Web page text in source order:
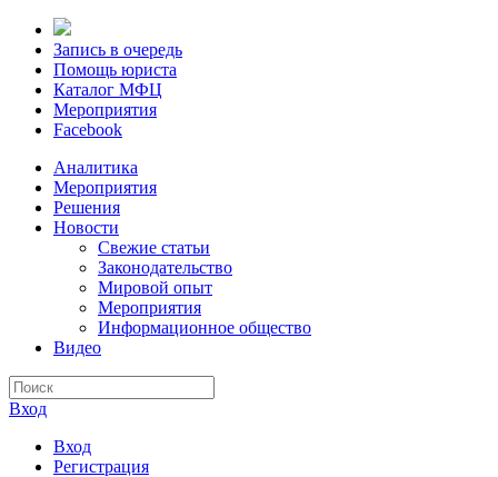
Запись в очередь
Помощь юриста
Каталог МФЦ
Мероприятия
Facebook
Аналитика
Мероприятия
Решения
Новости
Свежие статьи
Законодательство
Мировой опыт
Мероприятия
Информационное общество
Видео
Вход
Вход
Регистрация